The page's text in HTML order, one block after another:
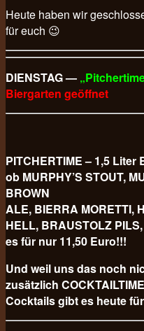
Heute haben wir
für euch 😉
DIENSTAG —
Biergarten geöffnet
PITCHERTIME – 1,5 Liter
ob MURPHY’S STOUT,
BROWN
ALE, BIERRA MORETTI,
HELL, BRAUSTOLZ
es für nur 11,50 Euro!!!
Und weil uns das noch
zusätzlich
Cocktails gibt es heute